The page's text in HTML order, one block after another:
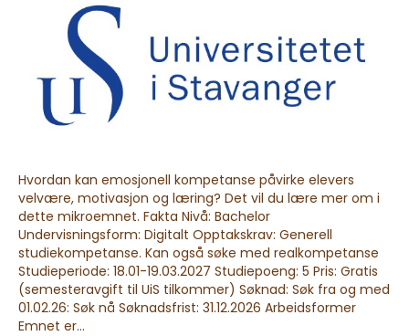
Hvordan kan emosjonell kompetanse påvirke elevers
velvære, motivasjon og læring? Det vil du lære mer om i
dette mikroemnet. Fakta Nivå: Bachelor
Undervisningsform: Digitalt Opptakskrav: Generell
studiekompetanse. Kan også søke med realkompetanse
Studieperiode: 18.01-19.03.2027 Studiepoeng: 5 Pris: Gratis
(semesteravgift til UiS tilkommer) Søknad: Søk fra og med
01.02.26: Søk nå Søknadsfrist: 31.12.2026 Arbeidsformer
Emnet er…